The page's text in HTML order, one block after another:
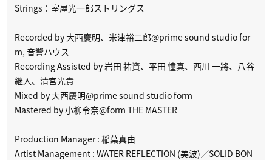
Strings：室屋光一郎ストリングス
Recorded by 大西慶明、米津裕二郎@prime sound studio for
m, 音響ハウス
Recording Assisted by 岩田 祐資、平田 憧真、西川 一將、八谷
継人、清宮光貴
Mixed by 大西慶明@prime sound studio form
Mastered by 小柳令奈@form THE MASTER
Production Manager : 稲葉真由
Artist Management : WATER REFLECTION (美波)／SOLID BON